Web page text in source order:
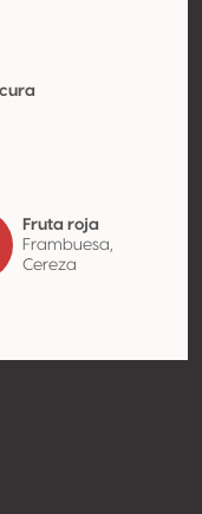
Fruta roja
Frambuesa,
Cereza